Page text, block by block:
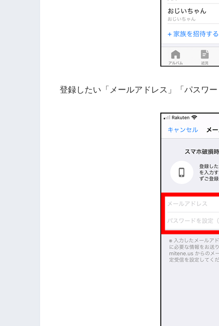
登録したい「メールアドレス」「パスワ